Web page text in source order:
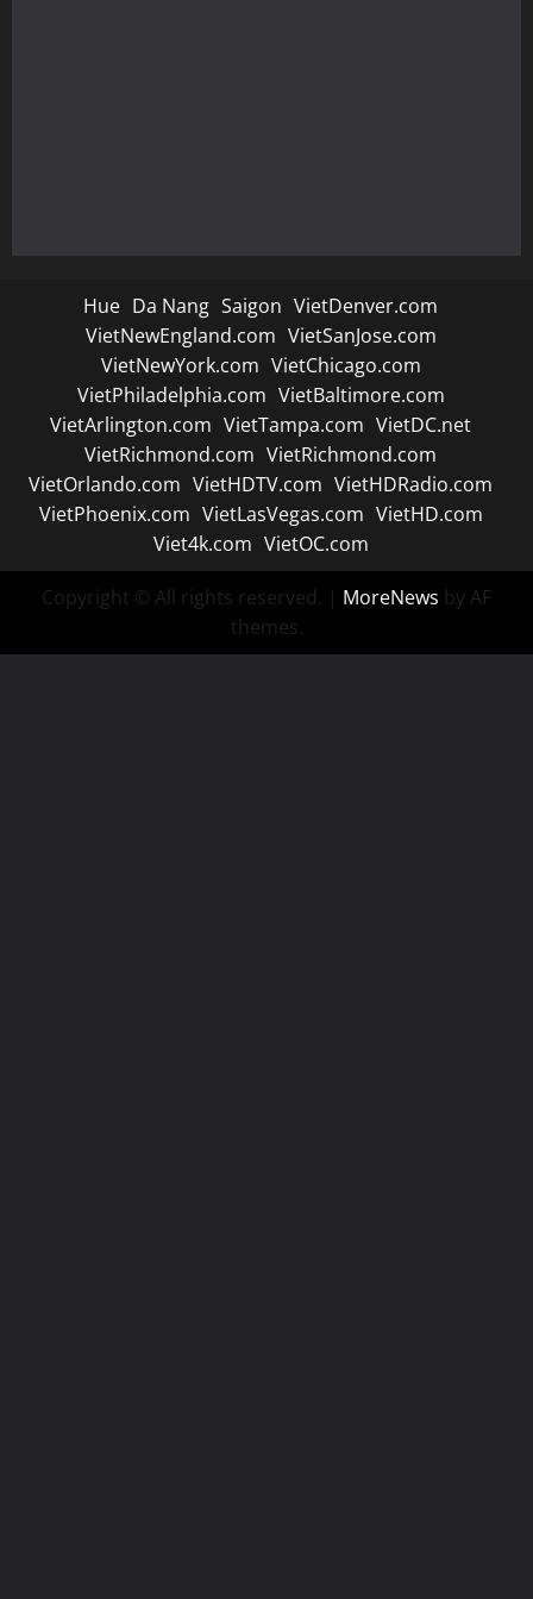
Hue Da Nang Saigon VietDenver.com
VietNewEngland.com VietSanJose.com
VietNewYork.com VietChicago.com
VietPhiladelphia.com VietBaltimore.com
VietArlington.com VietTampa.com VietDC.net
VietRichmond.com VietRichmond.com
VietOrlando.com VietHDTV.com VietHDRadio.com
VietPhoenix.com VietLasVegas.com VietHD.com
Viet4k.com VietOC.com
Copyright © All rights reserved. | MoreNews by AF
themes.